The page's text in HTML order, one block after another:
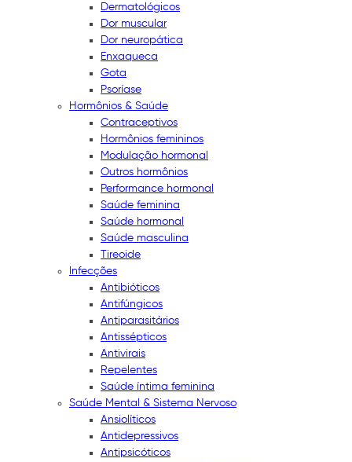
Dermatológicos
Dor muscular
Dor neuropática
Enxaqueca
Gota
Psoríase
Hormônios & Saúde
Contraceptivos
Hormônios femininos
Modulação hormonal
Outros hormônios
Performance hormonal
Saúde feminina
Saúde hormonal
Saúde masculina
Tireoide
Infecções
Antibióticos
Antifúngicos
Antiparasitários
Antissépticos
Antivirais
Repelentes
Saúde íntima feminina
Saúde Mental & Sistema Nervoso
Ansiolíticos
Antidepressivos
Antipsicóticos